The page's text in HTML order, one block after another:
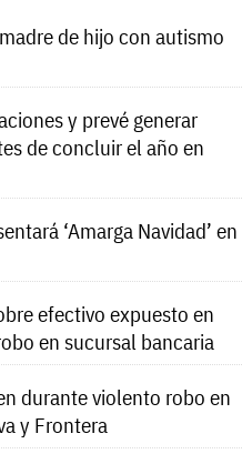
de hijo con autismo
y prevé generar
de concluir el año en
‘Amarga Navidad’ en
efectivo expuesto en
en sucursal bancaria
durante violento robo en
y Frontera